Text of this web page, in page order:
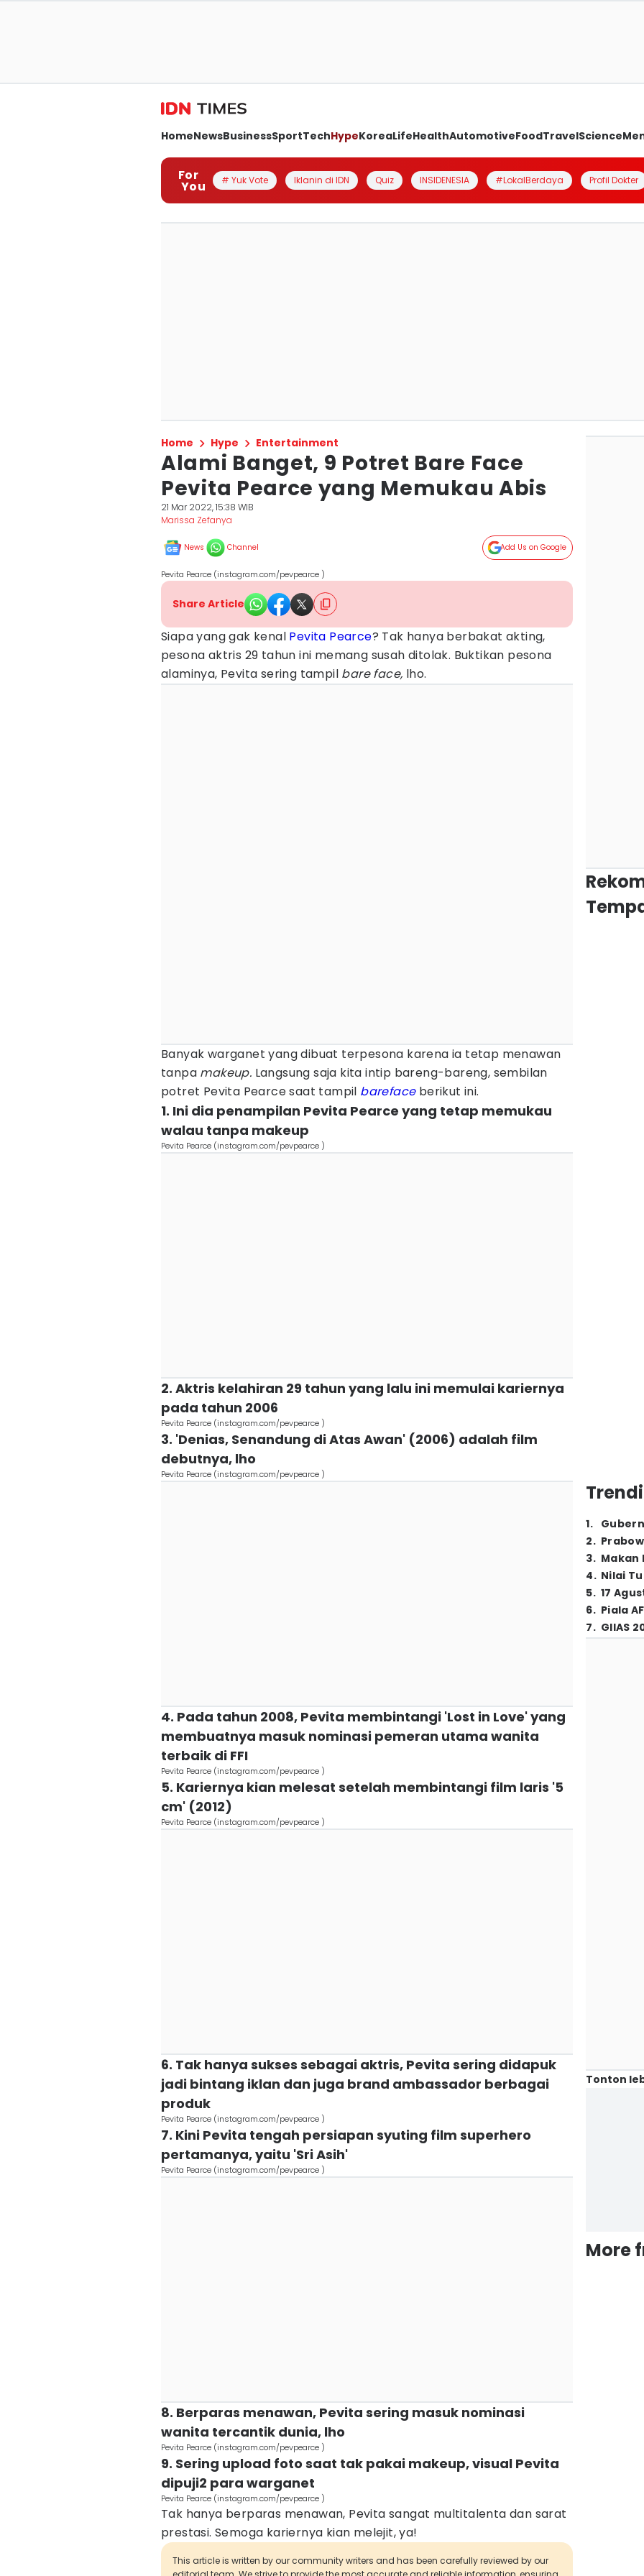
HomeNewsBusinessSportTechHypeKoreaLifeHealthAutomotiveFoodTravelScience
For
You # Yuk Vote Iklanin di IDN Quiz INSIDENESIA #LokalBerdaya Profil Dokter
Home Hype Entertainment
Alami Banget, 9 Potret Bare Face
Pevita Pearce yang Memukau Abis
21 Mar 2022, 15:38 WIB
Marissa Zefanya
News Channel Add Us on Google
Pevita Pearce (instagram.com/pevpearce )
Share Article
Siapa yang gak kenal Pevita Pearce? Tak hanya berbakat akting,
pesona aktris 29 tahun ini memang susah ditolak. Buktikan pesona
alaminya, Pevita sering tampil bare face, lho.
Banyak warganet yang dibuat terpesona karena ia tetap menawan
tanpa makeup. Langsung saja kita intip bareng-bareng, sembilan
potret Pevita Pearce saat tampil bareface berikut ini.
1. Ini dia penampilan Pevita Pearce yang tetap memukau
walau tanpa makeup
Pevita Pearce (instagram.com/pevpearce )
2. Aktris kelahiran 29 tahun yang lalu ini memulai kariernya
pada tahun 2006
Pevita Pearce (instagram.com/pevpearce )
3. 'Denias, Senandung di Atas Awan' (2006) adalah film
debutnya, lho
Pevita Pearce (instagram.com/pevpearce )
4. Pada tahun 2008, Pevita membintangi 'Lost in Love' yang
membuatnya masuk nominasi pemeran utama wanita
terbaik di FFI
Pevita Pearce (instagram.com/pevpearce )
5. Kariernya kian melesat setelah membintangi film laris '5
cm' (2012)
Pevita Pearce (instagram.com/pevpearce )
6. Tak hanya sukses sebagai aktris, Pevita sering didapuk
jadi bintang iklan dan juga brand ambassador berbagai
produk
Pevita Pearce (instagram.com/pevpearce )
7. Kini Pevita tengah persiapan syuting film superhero
pertamanya, yaitu 'Sri Asih'
Pevita Pearce (instagram.com/pevpearce )
8. Berparas menawan, Pevita sering masuk nominasi
wanita tercantik dunia, lho
Pevita Pearce (instagram.com/pevpearce )
9. Sering upload foto saat tak pakai makeup, visual Pevita
dipuji2 para warganet
Pevita Pearce (instagram.com/pevpearce )
Tak hanya berparas menawan, Pevita sangat multitalenta dan sarat
prestasi. Semoga kariernya kian melejit, ya!
This article is written by our community writers and has been carefully reviewed by our
1.
2.
3. Makan
4. Nilai
5. 17
6. Piala
7. GIIAS
Tonton
More